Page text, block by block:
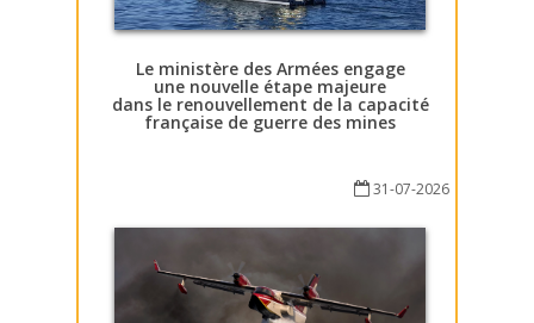
Le ministère des Armées engage
une nouvelle étape majeure
dans le renouvellement de la capacité
française de guerre des mines
31-07-2026